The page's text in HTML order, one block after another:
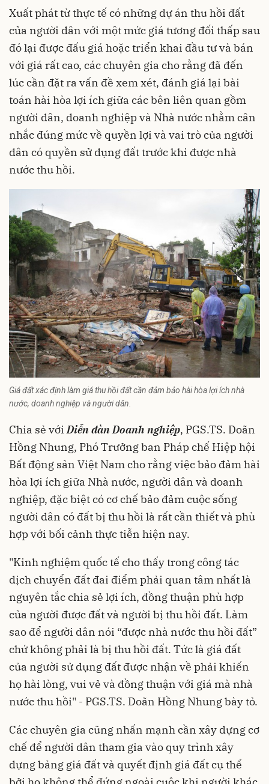
Xuất phát từ thực tế có những dự án thu hồi đất
của người dân với một mức giá tương đối thấp sau
đó lại được đấu giá hoặc triển khai đầu tư và bán
với giá rất cao, các chuyên gia cho rằng đã đến
lúc cần đặt ra vấn đề xem xét, đánh giá lại bài
toán hài hòa lợi ích giữa các bên liên quan gồm
người dân, doanh nghiệp và Nhà nước nhằm cân
nhắc đúng mức về quyền lợi và vai trò của người
dân có quyền sử dụng đất trước khi được nhà
nước thu hồi.
Giá đất xác định làm giá thu hồi đất cần đảm bảo hài hòa lợi ích nhà
nước, doanh nghiệp và người dân.
Chia sẻ với Diễn đàn Doanh nghiệp, PGS.TS. Doãn
Hồng Nhung, Phó Trưởng ban Pháp chế Hiệp hội
Bất động sản Việt Nam cho rằng việc bảo đảm hài
hòa lợi ích giữa Nhà nước, người dân và doanh
nghiệp, đặc biệt có cơ chế bảo đảm cuộc sống
người dân có đất bị thu hồi là rất cần thiết và phù
hợp với bối cảnh thực tiễn hiện nay.
"Kinh nghiệm quốc tế cho thấy trong công tác
dịch chuyển đất đai điểm phải quan tâm nhất là
nguyên tắc chia sẻ lợi ích, đồng thuận phù hợp
của người được đất và người bị thu hồi đất. Làm
sao để người dân nói “được nhà nước thu hồi đất”
chứ không phải là bị thu hồi đất. Tức là giá đất
của người sử dụng đất được nhận về phải khiến
họ hài lòng, vui vẻ và đồng thuận với giá mà nhà
nước thu hồi" - PGS.TS. Doãn Hồng Nhung bày tỏ.
Các chuyên gia cũng nhấn mạnh cần xây dựng cơ
chế để người dân tham gia vào quy trình xây
dựng bảng giá đất và quyết định giá đất cụ thể